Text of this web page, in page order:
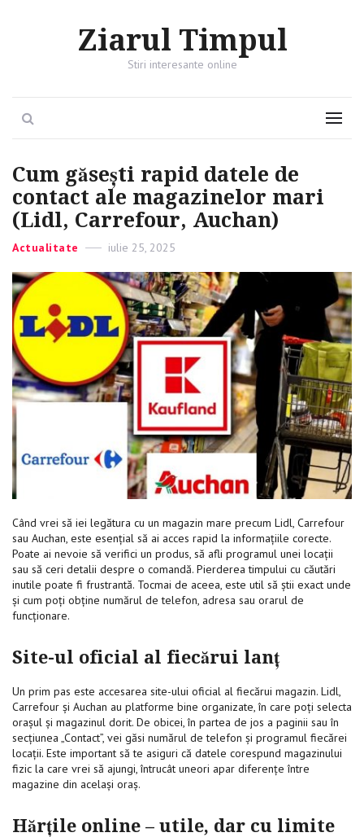
Ziarul Timpul
Stiri interesante online
Menu
Cum găsești rapid datele de
contact ale magazinelor mari
(Lidl, Carrefour, Auchan)
Categories
Actualitate
Posted
iulie 25, 2025
Când vrei să iei legătura cu un magazin mare precum Lidl, Carrefour
sau Auchan, este esențial să ai acces rapid la informațiile corecte.
Poate ai nevoie să verifici un produs, să afli programul unei locații
sau să ceri detalii despre o comandă. Pierderea timpului cu căutări
inutile poate fi frustrantă. Tocmai de aceea, este util să știi exact unde
și cum poți obține numărul de telefon, adresa sau orarul de
funcționare.
Site-ul oficial al fiecărui lanț
Un prim pas este accesarea site-ului oficial al fiecărui magazin. Lidl,
Carrefour și Auchan au platforme bine organizate, în care poți selecta
orașul și magazinul dorit. De obicei, în partea de jos a paginii sau în
secțiunea „Contact”, vei găsi numărul de telefon și programul fiecărei
locații. Este important să te asiguri că datele corespund magazinului
fizic la care vrei să ajungi, întrucât uneori apar diferențe între
magazine din același oraș.
Hărțile online – utile, dar cu limite